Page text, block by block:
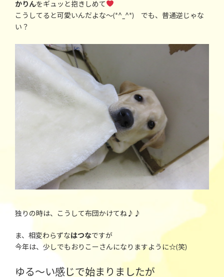
かりんをギュッと抱きしめて
こうしてると可愛いんだよな～(*^_^*) でも、普通逆じゃな
い？
独りの時は、こうして布団かけてね ♪♪
ま、相変わらずなはつなですが
今年は、少しでもおりこーさんになりますように☆(笑)
ゆる～い感じで始まりましたが